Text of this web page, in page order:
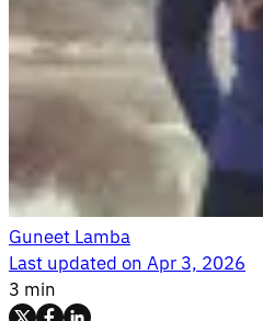
Guneet Lamba
Last updated onApr 3, 2026
3 min